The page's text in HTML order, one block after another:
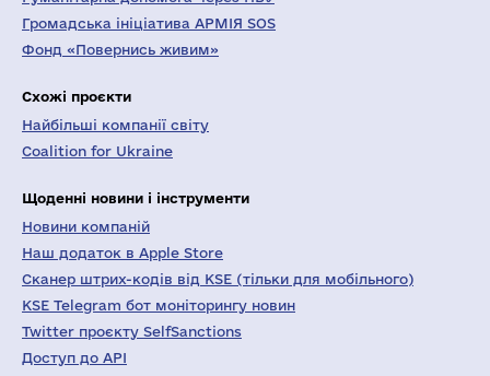
Громадська ініціатива АРМІЯ SOS
Фонд «Повернись живим»
Схожі проєкти
Найбільші компанії світу
Coalition for Ukraine
Щоденні новини і інструменти
Новини компаній
Наш додаток в Apple Store
Сканер штрих-кодів від KSE (тільки для мобільного)
KSE Telegram бот моніторингу новин
Twitter проєкту SelfSanctions
Доступ до API